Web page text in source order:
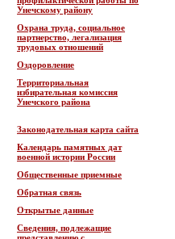
Унечскому району
Охрана труда, социальное
партнерство, легализация
трудовых отношений
Оздоровление
Территориальная
избирательная комиссия
Унечского района
Законодательная карта сайта
Календарь памятных дат
военной истории России
Общественные приемные
Обратная связь
Открытые данные
Сведения, подлежащие